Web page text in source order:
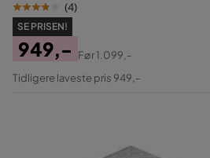
(4)
SE PRISEN!
Pris
949,-
Original
Før1.099,-
Tidligere laveste pris 949,-